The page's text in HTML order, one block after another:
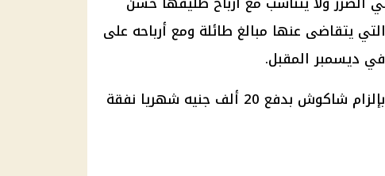
يتقاضى عنها مبالغ طائلة ومع أرباحه على
ديسمبر المقبل.
وبدأت الواقعة بحكم سابق يقضي بإلزام شاكوش بدفع 20 ألف جنيه شهريا نفقة